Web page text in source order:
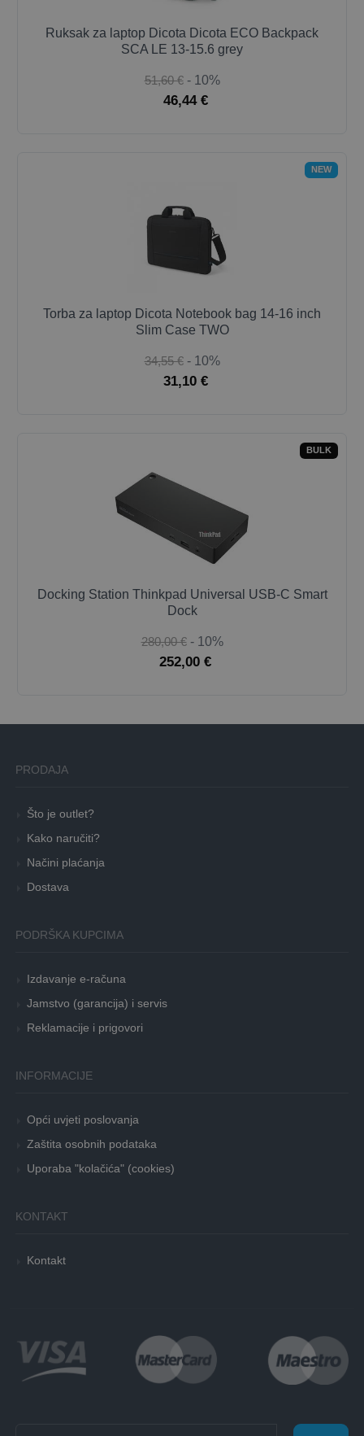
Ruksak za laptop Dicota Dicota ECO Backpack
SCA LE 13-15.6 grey
51,60 € - 10%
46,44 €
NEW
Torba za laptop Dicota Notebook bag 14-16 inch
Slim Case TWO
34,55 € - 10%
31,10 €
BULK
Docking Station Thinkpad Universal USB-C Smart
Dock
280,00 € - 10%
252,00 €
PRODAJA
Što je outlet?
Kako naručiti?
Načini plaćanja
Dostava
PODRŠKA KUPCIMA
Izdavanje e-računa
Jamstvo (garancija) i servis
Reklamacije i prigovori
INFORMACIJE
Opći uvjeti poslovanja
Zaštita osobnih podataka
Uporaba "kolačića" (cookies)
KONTAKT
Kontakt